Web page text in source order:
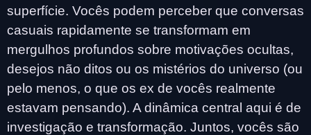
superfície. Vocês podem perceber que conversas
casuais rapidamente se transformam em
mergulhos profundos sobre motivações ocultas,
desejos não ditos ou os mistérios do universo (ou
pelo menos, o que os ex de vocês realmente
estavam pensando). A dinâmica central aqui é de
investigação e transformação. Juntos, vocês são